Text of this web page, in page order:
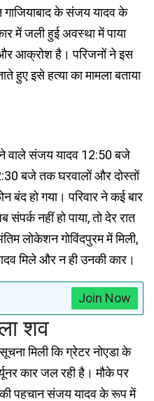
गाजियाबाद के संजय यादव के
में जली हुई अवस्था में पाया
आक्रोश है। परिजनों ने इस
हुए इसे हत्या का मामला बताया
वाले संजय यादव 12:50 बजे
बजे तक घरवालों और दोस्तों
हो गया। परिवार ने कई बार
नहीं हो पाया, तो देर रात
लोकेशन गोविंदपुरम में मिली,
मिले और न ही उनकी कार।
Join Now
शव
मिली कि ग्रेटर नोएडा के
कार जल रही है। मौके पर
पहचान संजय यादव के रूप में